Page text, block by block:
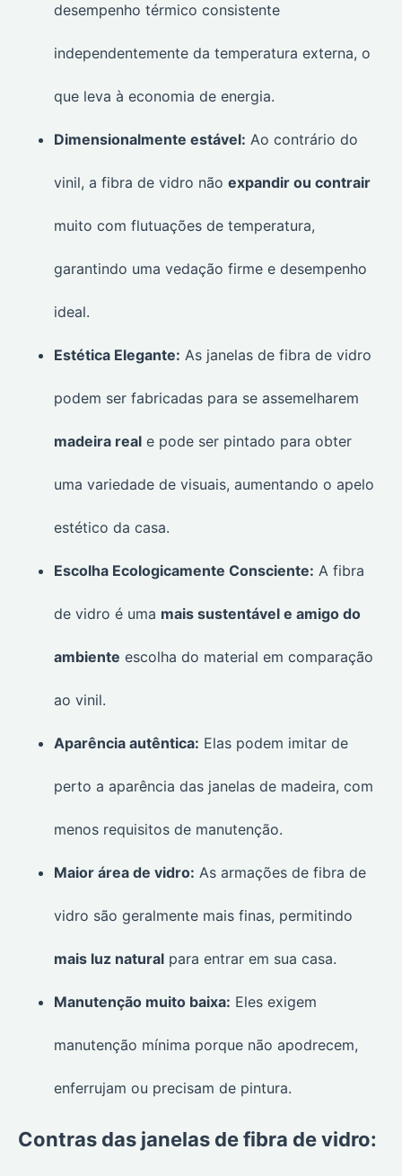
desempenho térmico consistente
independentemente da temperatura externa, o
que leva à economia de energia.
Dimensionalmente estável: Ao contrário do
vinil, a fibra de vidro não expandir ou contrair
muito com flutuações de temperatura,
garantindo uma vedação firme e desempenho
ideal.
Estética Elegante: As janelas de fibra de vidro
podem ser fabricadas para se assemelharem
madeira real e pode ser pintado para obter
uma variedade de visuais, aumentando o apelo
estético da casa.
Escolha Ecologicamente Consciente: A fibra
de vidro é uma mais sustentável e amigo do
ambiente escolha do material em comparação
ao vinil.
Aparência autêntica: Elas podem imitar de
perto a aparência das janelas de madeira, com
menos requisitos de manutenção.
Maior área de vidro: As armações de fibra de
vidro são geralmente mais finas, permitindo
mais luz natural para entrar em sua casa.
Manutenção muito baixa: Eles exigem
manutenção mínima porque não apodrecem,
enferrujam ou precisam de pintura.
Contras das janelas de fibra de vidro: